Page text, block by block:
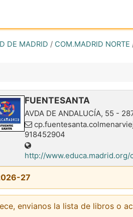
DE MADRID / COM.MADRID NORTE
FUENTESANTA
AVDA DE ANDALUCÍA, 55 -
918452904
http://
27
envianos la lista de libros o